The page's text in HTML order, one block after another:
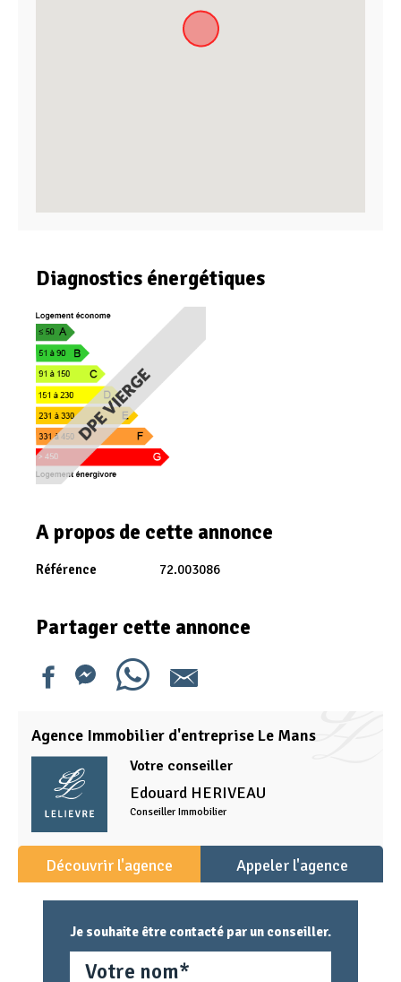
Diagnostics énergétiques
A propos de cette annonce
Référence 72.003086
Partager cette annonce
Agence Immobilier d'entreprise Le Mans
Votre conseiller
Edouard HERIVEAU
Conseiller Immobilier
Découvrir l'agence Appeler l'agence
Je souhaite être contacté par un conseiller.